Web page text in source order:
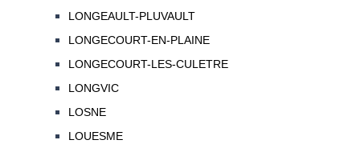
LONGEAULT-PLUVAULT
LONGECOURT-EN-PLAINE
LONGECOURT-LES-CULETRE
LONGVIC
LOSNE
LOUESME